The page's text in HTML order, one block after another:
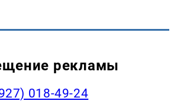
рекламы
018-49-24